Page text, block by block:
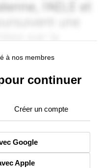
à nos membres
continuer
Créer un compte
Google
Apple